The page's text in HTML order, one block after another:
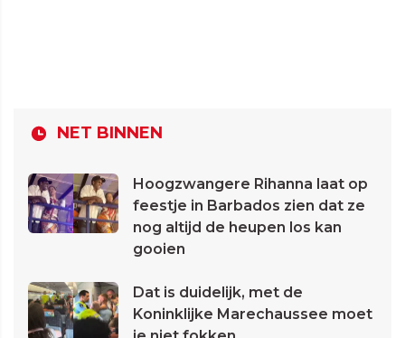
NET BINNEN
Hoogzwangere Rihanna laat op
feestje in Barbados zien dat ze
nog altijd de heupen los kan
gooien
Dat is duidelijk, met de
Koninklijke Marechaussee moet